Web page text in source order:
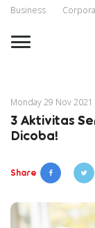
Business
Monday 29 Nov 2021
3 Aktivitas
Dicoba!
Share